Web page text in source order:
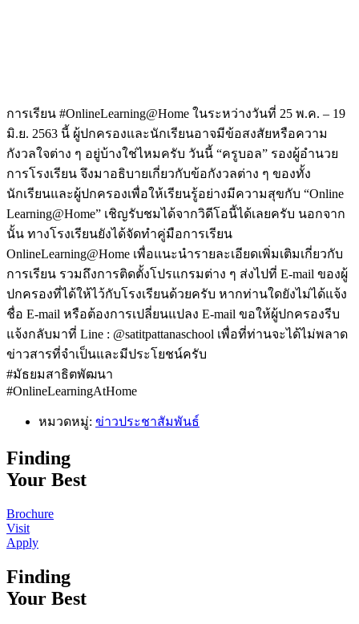
การเรียน #OnlineLearning@Home ในระหว่างวันที่ 25 พ.ค. – 19
มิ.ย. 2563 นี้ ผู้ปกครองและนักเรียนอาจมีข้อสงสัยหรือความ
กังวลใจต่าง ๆ อยู่บ้างใช่ไหมครับ วันนี้ “ครูบอล” รองผู้อำนวย
การโรงเรียน จึงมาอธิบายเกี่ยวกับข้อกังวลต่าง ๆ ของทั้ง
นักเรียนและผู้ปกครองเพื่อให้เรียนรู้อย่างมีความสุขกับ “Online
Learning@Home” เชิญรับชมได้จากวิดีโอนี้ได้เลยครับ นอกจาก
นั้น ทางโรงเรียนยังได้จัดทำคู่มือการเรียน
OnlineLearning@Home เพื่อแนะนำรายละเอียดเพิ่มเติมเกี่ยวกับ
การเรียน รวมถึงการติดตั้งโปรแกรมต่าง ๆ ส่งไปที่ E-mail ของผู้
ปกครองที่ได้ให้ไว้กับโรงเรียนด้วยครับ หากท่านใดยังไม่ได้แจ้ง
ชื่อ E-mail หรือต้องการเปลี่ยนแปลง E-mail ขอให้ผู้ปกครองรีบ
แจ้งกลับมาที่ Line : @satitpattanaschool เพื่อที่ท่านจะได้ไม่พลาด
ข่าวสารที่จำเป็นและมีประโยชน์ครับ
#มัธยมสาธิตพัฒนา
#OnlineLearningAtHome
หมวดหมู่: ข่าวประชาสัมพันธ์
Finding
Your Best
Brochure
Visit
Apply
Finding
Your Best